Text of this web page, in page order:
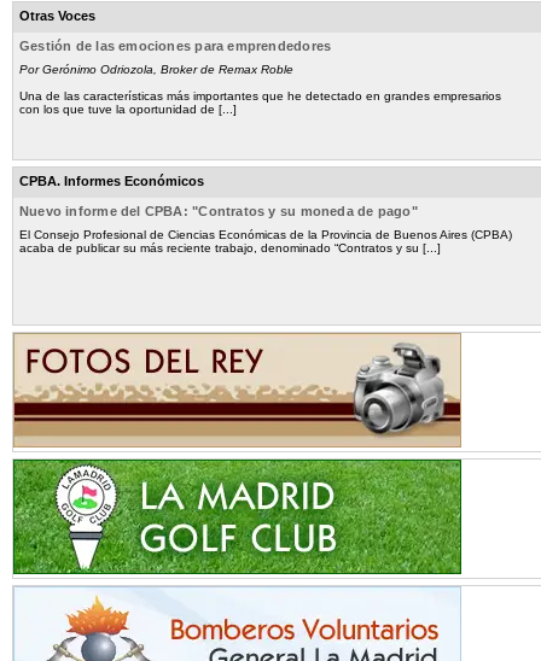
Otras Voces
Gestión de las emociones para emprendedores
Por Gerónimo Odriozola, Broker de Remax Roble
Una de las características más importantes que he detectado en grandes empresarios
con los que tuve la oportunidad de [...]
CPBA. Informes Económicos
Nuevo informe del CPBA: "Contratos y su moneda de pago"
El Consejo Profesional de Ciencias Económicas de la Provincia de Buenos Aires (CPBA)
acaba de publicar su más reciente trabajo, denominado “Contratos y su [...]